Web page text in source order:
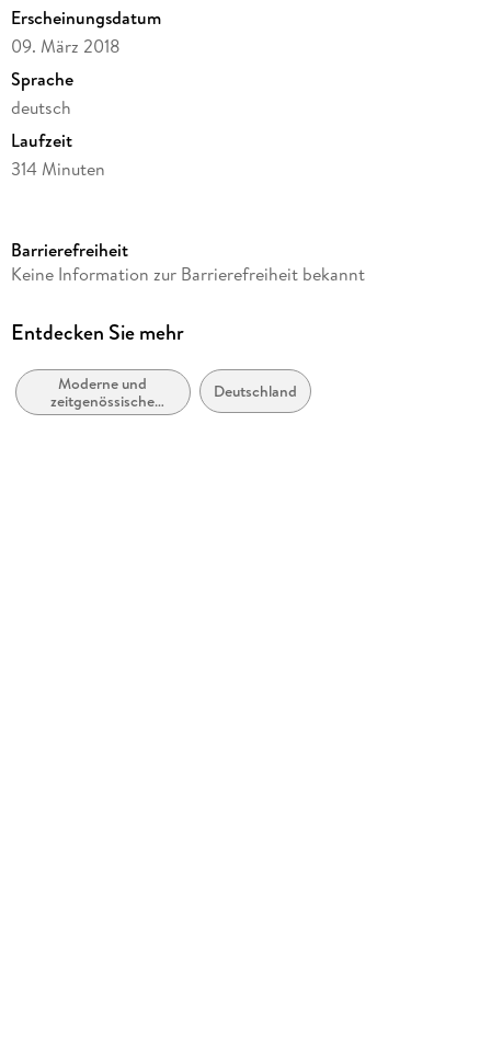
Erscheinungsdatum
09. März 2018
Sprache
deutsch
Laufzeit
314 Minuten
Autor/Autorin
Herausgegeben von
Sprecher/Sprecherin
Günter Grass
Barrierefreiheit
Keine Information zur Barrierefreiheit bekannt
Entdecken Sie mehr
Moderne und
zeitgenössische
Belletristik: allgemein
Deutschland